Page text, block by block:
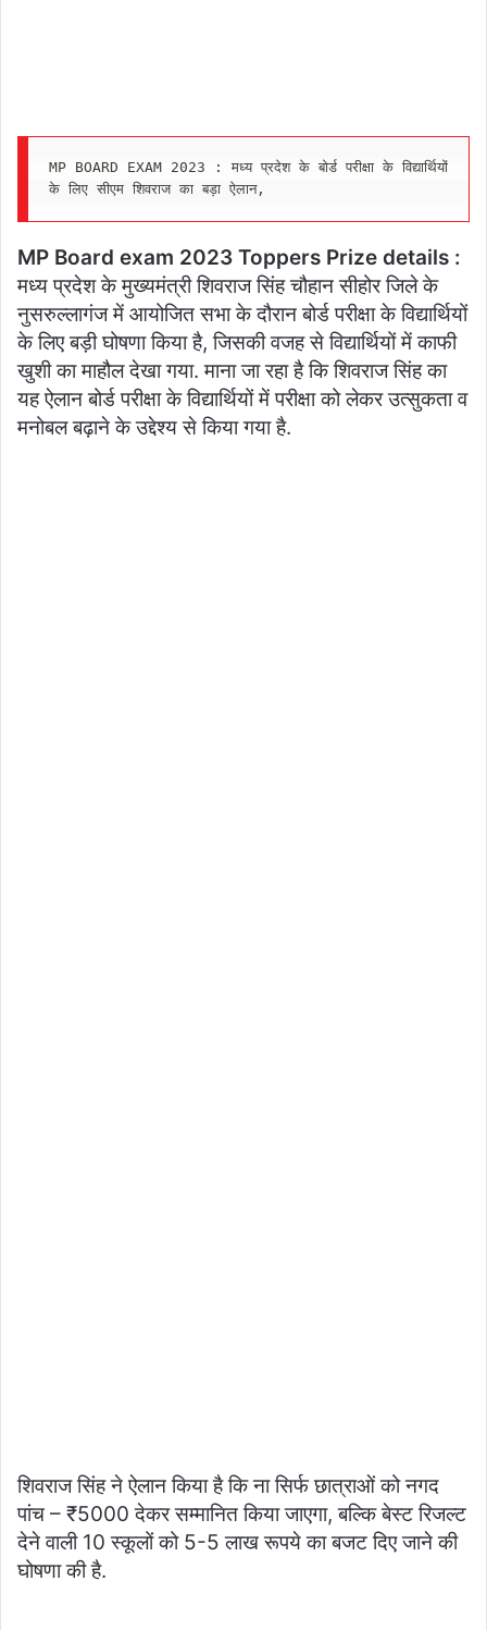
MP BOARD EXAM 2023 : मध्य प्रदेश के बोर्ड परीक्षा के विद्यार्थियों
के लिए सीएम शिवराज का बड़ा ऐलान,
MP Board exam 2023 Toppers Prize details :
मध्य प्रदेश के मुख्यमंत्री शिवराज सिंह चौहान सीहोर जिले के
नुसरुल्लागंज में आयोजित सभा के दौरान बोर्ड परीक्षा के विद्यार्थियों
के लिए बड़ी घोषणा किया है, जिसकी वजह से विद्यार्थियों में काफी
खुशी का माहौल देखा गया. माना जा रहा है कि शिवराज सिंह का
यह ऐलान बोर्ड परीक्षा के विद्यार्थियों में परीक्षा को लेकर उत्सुकता व
मनोबल बढ़ाने के उद्देश्य से किया गया है.
शिवराज सिंह ने ऐलान किया है कि ना सिर्फ छात्राओं को नगद
पांच – ₹5000 देकर सम्मानित किया जाएगा, बल्कि बेस्ट रिजल्ट
देने वाली 10 स्कूलों को 5-5 लाख रूपये का बजट दिए जाने की
घोषणा की है.